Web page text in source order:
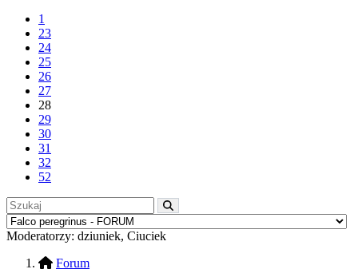
1
23
24
25
26
27
28
29
30
31
32
52
Moderatorzy: dziuniek, Ciuciek
Forum